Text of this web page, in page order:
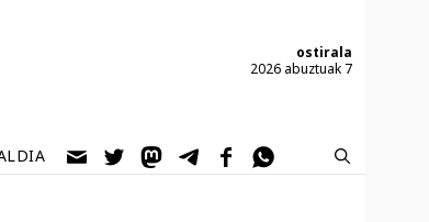
ostirala
2026 abuztuak 7